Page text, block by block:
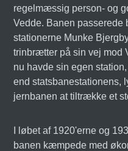
regelmæssig person- og
Vedde. Banen passerede
stationerne Munke
trinbrætter på sin vej mod
nu havde sin egen
end statsbanestationens,
jernbanen at tiltrække et
I løbet af 1920'erne og
banen kæmpede med